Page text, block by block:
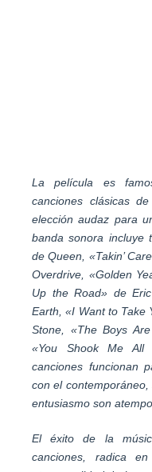
La película es
canciones clásicas
elección audaz para
banda sonora incluye
de Queen, «Takin’
Overdrive, «Golden
Up the Road» de
Earth, «I Want to Take
Stone, «The Boys
«You Shook Me All
canciones funcionan
con el
entusiasmo son
El éxito de la
canciones, radica